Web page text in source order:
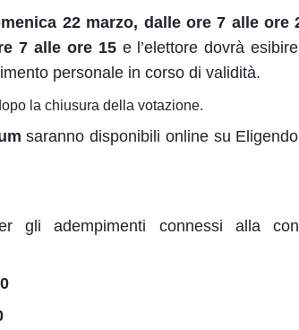
22 marzo, dalle ore 7 alle ore
7 alle ore 15e l’elettore dovrà
personale in corso di validità.
la chiusura della votazione.
saranno disponibili online su
gli adempimenti connessi alla